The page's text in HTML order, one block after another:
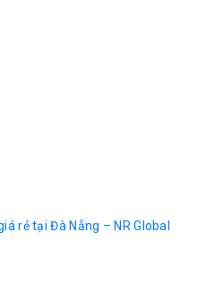
rẻ tại Đà Nẵng – NR Global